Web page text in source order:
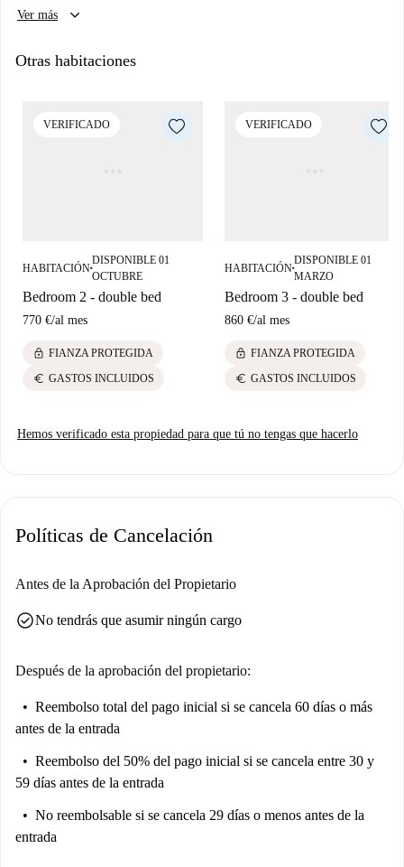
Ver más keyboard_arrow_down
Otras habitaciones
VERIFICADO
HABITACIÓN■
DISPONIBLE 01
OCTUBRE
Bedroom 2 - double bed
770 €/al mes
lock FIANZA PROTEGIDA
euro GASTOS INCLUIDOS
VERIFICADO
HABITACIÓN■
DISPONIBLE 01
MARZO
Bedroom 3 - double bed
860 €/al mes
lock FIANZA PROTEGIDA
euro GASTOS INCLUIDOS
Hemos verificado esta propiedad para que tú no tengas que hacerlo
Políticas de Cancelación
Antes de la Aprobación del Propietario
check_circleNo tendrás que asumir ningún cargo
Después de la aprobación del propietario:
Reembolso total del pago inicial si se cancela 60 días o más
antes de la entrada
Reembolso del 50% del pago inicial si se cancela entre 30 y
59 días antes de la entrada
No reembolsable si se cancela 29 días o menos antes de la
entrada